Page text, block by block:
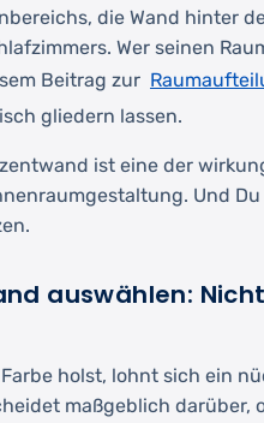
die Wand hinter
Wer seinen
Beitrag zur
gliedern lassen.
ist eine der
Und
auswählen:
holst, lohnt sich ein
maßgeblich darüber,